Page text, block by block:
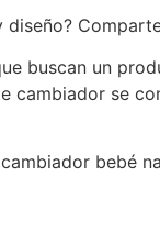
buscan un
cambiador se
bebé